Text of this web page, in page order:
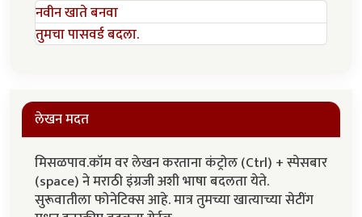
नवीन खाते बनवा
तुमचा पासवर्ड बदला.
लेखन मदत
मिसळपाव.कॉम वर लेखन करताना कंट्रोल (Ctrl) + स्पेसबार
(space) ने मराठी इंग्रजी अशी भाषा बदलता येते.
सुरूवातीला फोनेटिक्स आहे. मात्र तुमच्या खात्याच्या सेटींग